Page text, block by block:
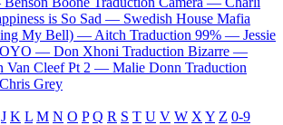
is So Sad — Swedish House Mafia
My Bell) — Aitch Traduction 99% — Jessie
— Don Xhoni Traduction Bizarre —
Van Cleef Pt 2 — Malie Donn Traduction
Chris Grey
J K L M N O P Q R S T U V W X Y Z 0-9